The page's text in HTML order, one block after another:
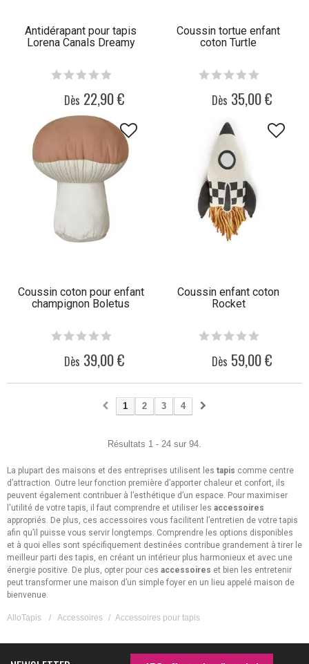
Antidérapant pour tapis
Lorena Canals Dreamy
Dès 22,90 €
Coussin tortue enfant
coton Turtle
Dès 35,00 €
Coussin coton pour enfant
champignon Boletus
Dès 39,00 €
Coussin enfant coton
Rocket
Dès 59,00 €
1 2 3 4
Résultats 1 - 24 sur 94.
La plupart des maisons et des entreprises utilisent les tapis comme centre
d’attraction. Outre leur fonction première d’apporter chaleur et confort, ils
peuvent également contribuer à l’esthétique d’un espace. Pour maximiser
l'utilité de votre tapis, il faut comprendre et utiliser les accessoires
appropriés. De plus, ces accessoires vous facilitent l’entretien de votre tapis
afin qu’il puisse vous servir longtemps. Comprendre les options disponibles
et à quoi elles sont spécifiquement destinées contribue grandement à tirer le
meilleur parti des tapis, en créant un intérieur plus harmonieux et avec une
énergie positive. De plus, opter pour ces accessoires et bien les entretenir
peut transformer une maison d’un simple foyer en un lieu appelé maison de
bienvenue.
AlloTapis / Accessoires / Accessoires pour tapis